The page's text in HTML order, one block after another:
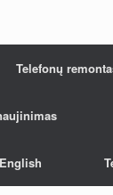
Telefonų
English